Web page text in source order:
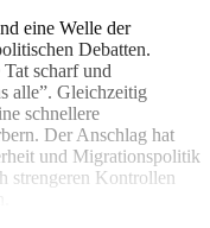
eine Welle der
Debatten.
scharf und
alle”. Gleichzeitig
schnellere
Der Anschlag hat
und Migrationspolitik
strengeren Kontrollen